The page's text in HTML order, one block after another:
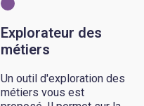
Explorateur des
métiers
Un outil d'exploration des
métiers vous est